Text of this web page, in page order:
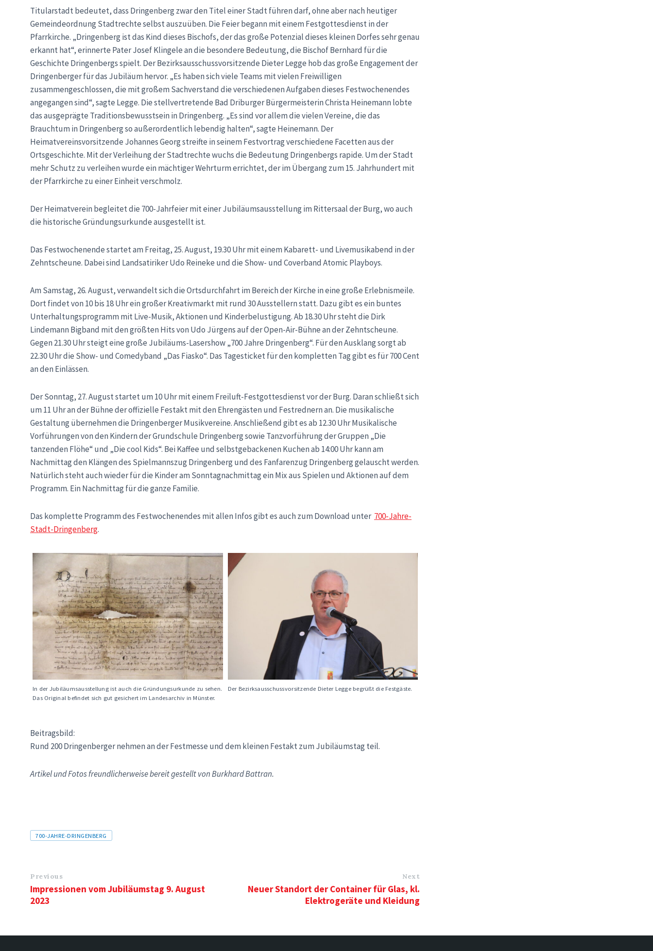
Titularstadt bedeutet, dass Dringenberg zwar den Titel einer Stadt führen darf, ohne aber nach heutiger
Gemeindeordnung Stadtrechte selbst auszuüben. Die Feier begann mit einem Festgottesdienst in der
Pfarrkirche. „Dringenberg ist das Kind dieses Bischofs, der das große Potenzial dieses kleinen Dorfes sehr genau
erkannt hat“, erinnerte Pater Josef Klingele an die besondere Bedeutung, die Bischof Bernhard für die
Geschichte Dringenbergs spielt. Der Bezirksausschussvorsitzende Dieter Legge hob das große Engagement der
Dringenberger für das Jubiläum hervor. „Es haben sich viele Teams mit vielen Freiwilligen
zusammengeschlossen, die mit großem Sachverstand die verschiedenen Aufgaben dieses Festwochenendes
angegangen sind“, sagte Legge. Die stellvertretende Bad Driburger Bürgermeisterin Christa Heinemann lobte
das ausgeprägte Traditionsbewusstsein in Dringenberg. „Es sind vor allem die vielen Vereine, die das
Brauchtum in Dringenberg so außerordentlich lebendig halten“, sagte Heinemann. Der
Heimatvereinsvorsitzende Johannes Georg streifte in seinem Festvortrag verschiedene Facetten aus der
Ortsgeschichte. Mit der Verleihung der Stadtrechte wuchs die Bedeutung Dringenbergs rapide. Um der Stadt
mehr Schutz zu verleihen wurde ein mächtiger Wehrturm errichtet, der im Übergang zum 15. Jahrhundert mit
der Pfarrkirche zu einer Einheit verschmolz.
Der Heimatverein begleitet die 700-Jahrfeier mit einer Jubiläumsausstellung im Rittersaal der Burg, wo auch
die historische Gründungsurkunde ausgestellt ist.
Das Festwochenende startet am Freitag, 25. August, 19.30 Uhr mit einem Kabarett- und Livemusikabend in der
Zehntscheune. Dabei sind Landsatiriker Udo Reineke und die Show- und Coverband Atomic Playboys.
Am Samstag, 26. August, verwandelt sich die Ortsdurchfahrt im Bereich der Kirche in eine große Erlebnismeile.
Dort findet von 10 bis 18 Uhr ein großer Kreativmarkt mit rund 30 Ausstellern statt. Dazu gibt es ein buntes
Unterhaltungsprogramm mit Live-Musik, Aktionen und Kinderbelustigung. Ab 18.30 Uhr steht die Dirk
Lindemann Bigband mit den größten Hits von Udo Jürgens auf der Open-Air-Bühne an der Zehntscheune.
Gegen 21.30 Uhr steigt eine große Jubiläums-Lasershow „700 Jahre Dringenberg“. Für den Ausklang sorgt ab
22.30 Uhr die Show- und Comedyband „Das Fiasko“. Das Tagesticket für den kompletten Tag gibt es für 700 Cent
an den Einlässen.
Der Sonntag, 27. August startet um 10 Uhr mit einem Freiluft-Festgottesdienst vor der Burg. Daran schließt sich
um 11 Uhr an der Bühne der offizielle Festakt mit den Ehrengästen und Festrednern an. Die musikalische
Gestaltung übernehmen die Dringenberger Musikvereine. Anschließend gibt es ab 12.30 Uhr Musikalische
Vorführungen von den Kindern der Grundschule Dringenberg sowie Tanzvorführung der Gruppen „Die
tanzenden Flöhe“ und „Die cool Kids“. Bei Kaffee und selbstgebackenen Kuchen ab 14:00 Uhr kann am
Nachmittag den Klängen des Spielmannszug Dringenberg und des Fanfarenzug Dringenberg gelauscht werden.
Natürlich steht auch wieder für die Kinder am Sonntagnachmittag ein Mix aus Spielen und Aktionen auf dem
Programm. Ein Nachmittag für die ganze Familie.
Das komplette Programm des Festwochenendes mit allen Infos gibt es auch zum Download unter 700-Jahre-
Stadt-Dringenberg.
In der Jubiläumsausstellung ist auch die Gründungsurkunde zu sehen.
Das Original befindet sich gut gesichert im Landesarchiv in Münster.
Der Bezirksausschussvorsitzende Dieter Legge begrüßt die Festgäste.
Beitragsbild:
Rund 200 Dringenberger nehmen an der Festmesse und dem kleinen Festakt zum Jubiläumstag teil.
Artikel und Fotos freundlicherweise bereit gestellt von Burkhard Battran.
Tags
700-JAHRE-DRINGENBERG
Previous
Impressionen vom Jubiläumstag 9. August
2023
Next
Neuer Standort der Container für Glas, kl.
Elektrogeräte und Kleidung